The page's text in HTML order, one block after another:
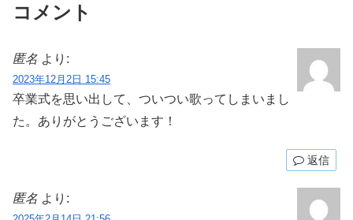
コメント
匿名 より:
2023年12月2日 15:45
卒業式を思い出して、ついつい歌ってしまいまし
た。ありがとうございます！
返信
匿名 より: